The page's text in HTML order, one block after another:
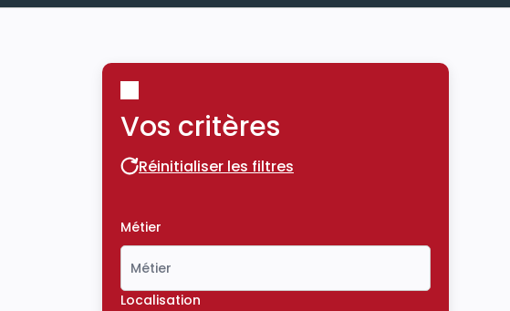
Vos critères
Réinitialiser les filtres
Réinitialiser les filtres
Métier
Localisation